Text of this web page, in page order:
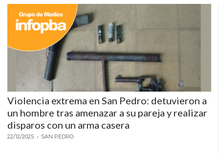
CÓMO FUNCIONA: CREAR
TIENDAS ONLINE CON
PEDIDOS POR WHATSAPP
TIENDA ONLINE GRATIS
EN ARGENTINA:
CHANGUITO.COM.AR VS
OTRAS PLATAFORMAS DE
VENTA POR WHATSAPP
Violencia extrema en San Pedro: detuvieron a
un hombre tras amenazar a su pareja y realizar
disparos con un arma casera
22/12/2025 • SAN PEDRO